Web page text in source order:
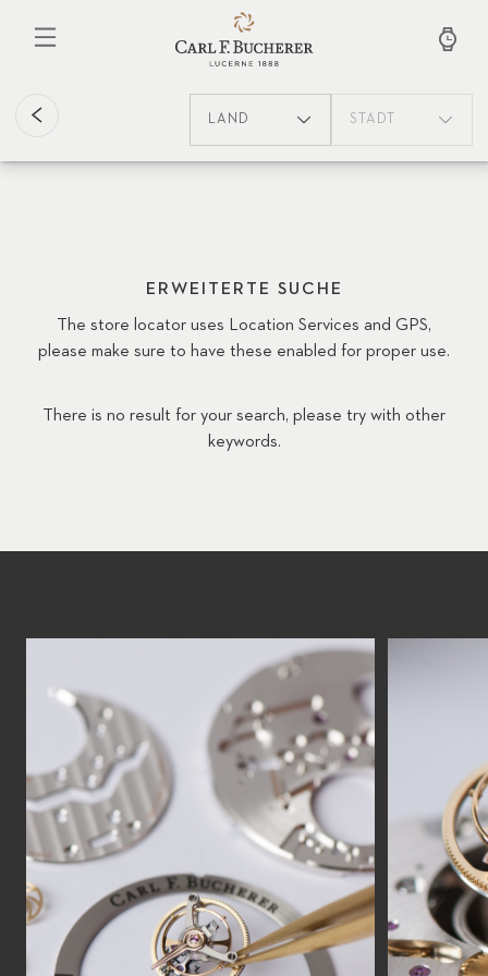
LAND STADT
ERWEITERTE SUCHE
The store locator uses Location Services and GPS,
please make sure to have these enabled for proper use.
There is no result for your search, please try with other
keywords.